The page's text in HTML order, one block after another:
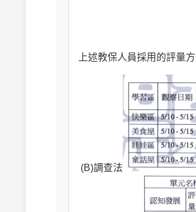
上述教保人員採用的評量
(B)調查法